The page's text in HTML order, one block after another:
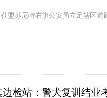
盟苏尼特右旗公安局立足辖区
检站：警犬复训结业